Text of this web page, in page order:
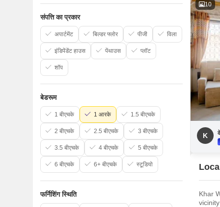
10
K
Khar
संपत्ति का प्रकार
अपार्टमेंट बिल्डर फ्लोर पीजी विला
इंडिपेंडेंट हाउस पेंथाउस प्लॉट
शॉप
बेडरूम
1 बीएचके 1 आरके 1.5 बीएचके
2 बीएचके 2.5 बीएचके 3 बीएचके
3.5 बीएचके 4 बीएचके 5 बीएचके
6 बीएचके 6+ बीएचके स्टूडियो
फर्निशिंग स्थिति